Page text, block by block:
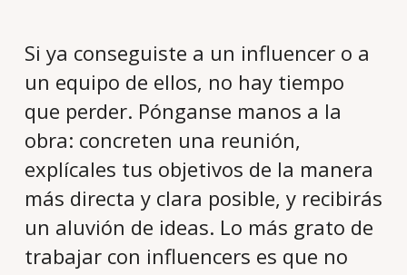
Si ya conseguiste a un influencer o a
un equipo de ellos, no hay tiempo
que perder. Pónganse manos a la
obra: concreten una reunión,
explícales tus objetivos de la manera
más directa y clara posible, y recibirás
un aluvión de ideas. Lo más grato de
trabajar con influencers es que no